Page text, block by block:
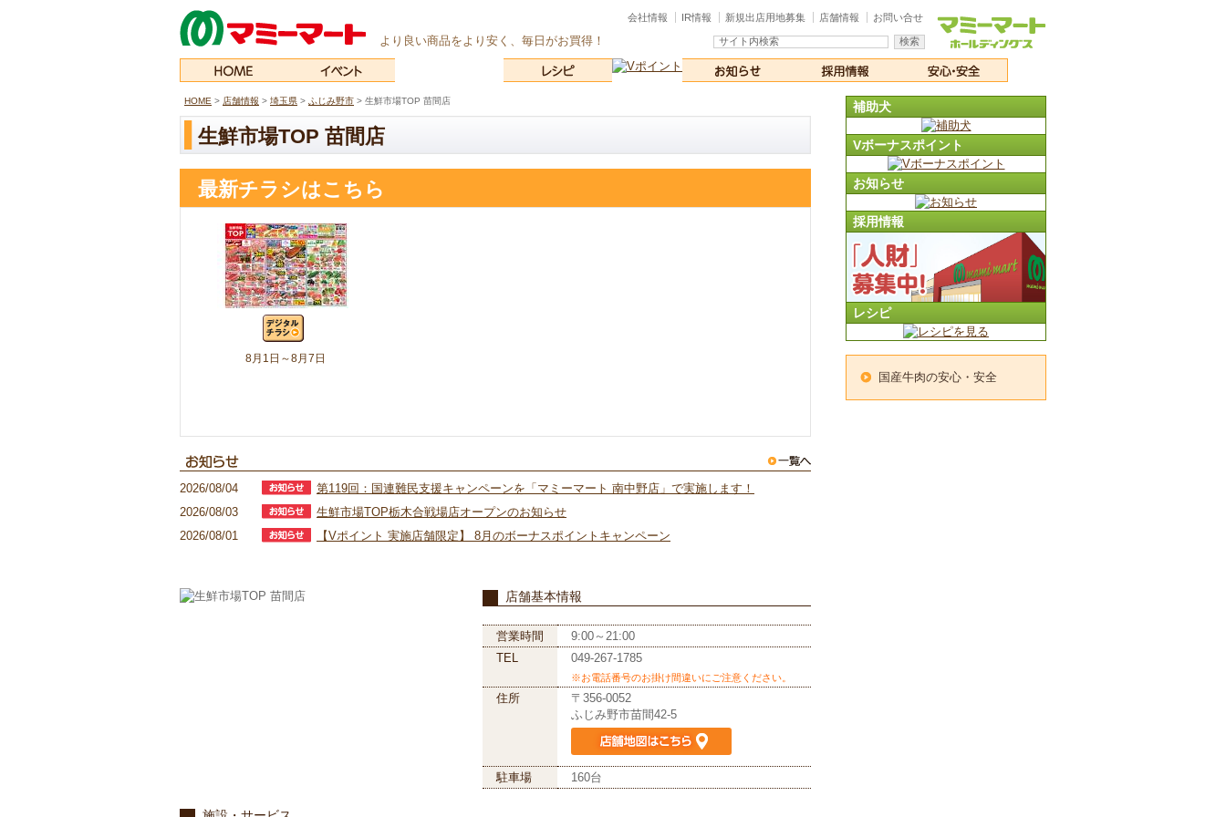
より良い商品をより安く、毎日がお買得！
会社情報 IR情報 新規出店用地募集 店舗情報 お問い合せ
HOME > 店舗情報 > 埼玉県 > ふじみ野市 > 生鮮市場TOP 苗間店
生鮮市場TOP 苗間店
最新チラシはこちら
8月1日～8月7日
2026/08/04
第119回：国連難民支援キャンペーンを「マミーマート 南中野店」で実施します！
2026/08/03
生鮮市場TOP栃木合戦場店オープンのお知らせ
2026/08/01
【Vポイント 実施店舗限定】 8月のボーナスポイントキャンペーン
店舗基本情報
営業時間
9:00～21:00
TEL
049-267-1785
※お電話番号のお掛け間違いにご注意ください。
住所
〒356-0052
ふじみ野市苗間42-5
駐車場 160台
補助犬
Vボーナスポイント
お知らせ
採用情報
レシピ
国産牛肉の安心・安全